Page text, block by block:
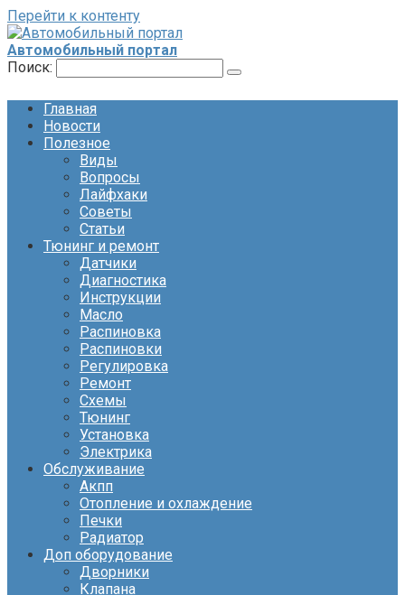
Перейти к контенту
Автомобильный портал
Поиск:
Главная
Новости
Полезное
Виды
Вопросы
Лайфхаки
Советы
Статьи
Тюнинг и ремонт
Датчики
Диагностика
Инструкции
Масло
Распиновка
Распиновки
Регулировка
Ремонт
Схемы
Тюнинг
Установка
Электрика
Обслуживание
Акпп
Отопление и охлаждение
Печки
Радиатор
Доп оборудование
Дворники
Клапана